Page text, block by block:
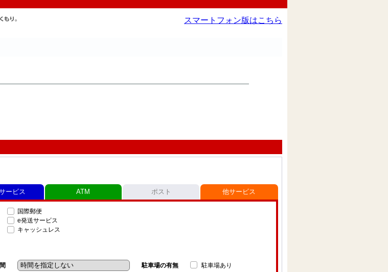
スマートフォン版はこちら
国際郵便
e発送サービス
キャッシュレス
駐車場の有無 駐車場あり
ービス ATM ポスト 他サービス